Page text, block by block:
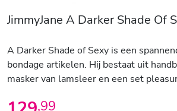
JimmyJane A Darker Shade Of
A Darker Shade of Sexy is een
bondage artikelen. Hij bestaat uit
masker van lamsleer en een set
,99